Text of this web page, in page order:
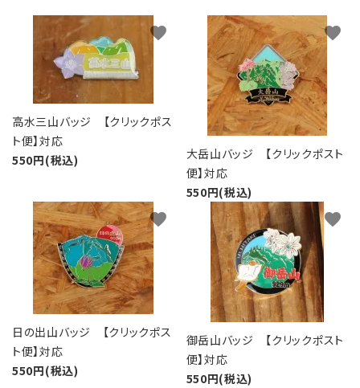
高水三山バッジ 【クリックポス
ト便】対応
550円(税込)
favorite
大岳山バッジ 【クリックポスト
便】対応
550円(税込)
favorite
日の出山バッジ 【クリックポス
ト便】対応
550円(税込)
favorite
御岳山バッジ 【クリックポスト
便】対応
550円(税込)
favorite